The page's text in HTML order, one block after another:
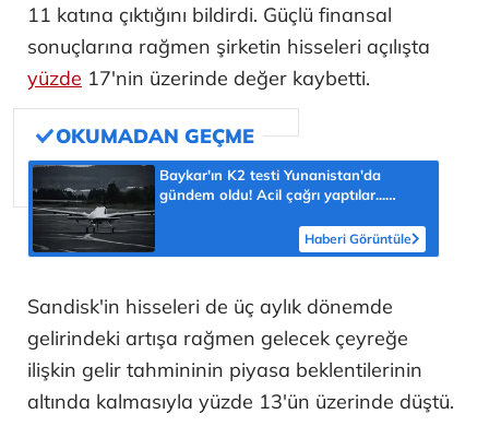
11 katına çıktığını bildirdi. Güçlü finansal
sonuçlarına rağmen şirketin hisseleri açılışta
yüzde 17'nin üzerinde değer kaybetti.
Baykar'ın K2 testi Yunanistan'da
gündem oldu! Acil çağrı yaptılar...
Haberi Görüntüle
Sandisk'in hisseleri de üç aylık dönemde
gelirindeki artışa rağmen gelecek çeyreğe
ilişkin gelir tahmininin piyasa beklentilerinin
altında kalmasıyla yüzde 13'ün üzerinde düştü.